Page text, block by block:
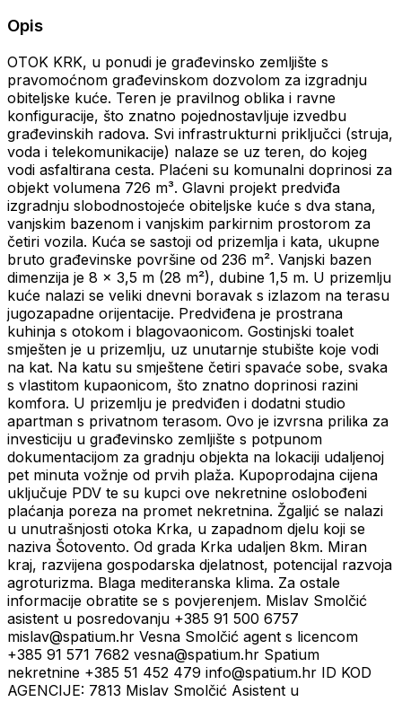
Opis
OTOK KRK, u ponudi je građevinsko zemljište s
pravomoćnom građevinskom dozvolom za izgradnju
obiteljske kuće. Teren je pravilnog oblika i ravne
konfiguracije, što znatno pojednostavljuje izvedbu
građevinskih radova. Svi infrastrukturni priključci (struja,
voda i telekomunikacije) nalaze se uz teren, do kojeg
vodi asfaltirana cesta. Plaćeni su komunalni doprinosi za
objekt volumena 726 m³. Glavni projekt predviđa
izgradnju slobodnostojeće obiteljske kuće s dva stana,
vanjskim bazenom i vanjskim parkirnim prostorom za
četiri vozila. Kuća se sastoji od prizemlja i kata, ukupne
bruto građevinske površine od 236 m². Vanjski bazen
dimenzija je 8 x 3,5 m (28 m²), dubine 1,5 m. U prizemlju
kuće nalazi se veliki dnevni boravak s izlazom na terasu
jugozapadne orijentacije. Predviđena je prostrana
kuhinja s otokom i blagovaonicom. Gostinjski toalet
smješten je u prizemlju, uz unutarnje stubište koje vodi
na kat. Na katu su smještene četiri spavaće sobe, svaka
s vlastitom kupaonicom, što znatno doprinosi razini
komfora. U prizemlju je predviđen i dodatni studio
apartman s privatnom terasom. Ovo je izvrsna prilika za
investiciju u građevinsko zemljište s potpunom
dokumentacijom za gradnju objekta na lokaciji udaljenoj
pet minuta vožnje od prvih plaža. Kupoprodajna cijena
uključuje PDV te su kupci ove nekretnine oslobođeni
plaćanja poreza na promet nekretnina. Žgaljić se nalazi
u unutrašnjosti otoka Krka, u zapadnom djelu koji se
naziva Šotovento. Od grada Krka udaljen 8km. Miran
kraj, razvijena gospodarska djelatnost, potencijal razvoja
agroturizma. Blaga mediteranska klima. Za ostale
informacije obratite se s povjerenjem. Mislav Smolčić
asistent u posredovanju +385 91 500 6757
mislav@spatium.hr Vesna Smolčić agent s licencom
+385 91 571 7682 vesna@spatium.hr Spatium
nekretnine +385 51 452 479 info@spatium.hr ID KOD
AGENCIJE: 7813 Mislav Smolčić Asistent u